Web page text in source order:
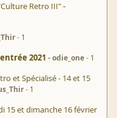
Retro III"
1
2021 odie_one 1
et Spécialisé - 14 et 15
1
15 et dimanche 16 février